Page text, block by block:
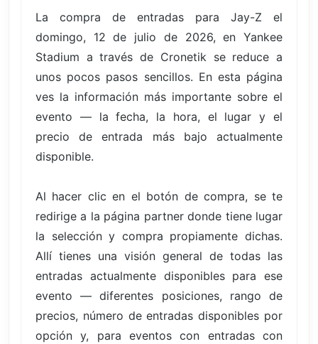
La compra de entradas para Jay-Z el
domingo, 12 de julio de 2026, en Yankee
Stadium a través de Cronetik se reduce a
unos pocos pasos sencillos. En esta página
ves la información más importante sobre el
evento — la fecha, la hora, el lugar y el
precio de entrada más bajo actualmente
disponible.
Al hacer clic en el botón de compra, se te
redirige a la página partner donde tiene lugar
la selección y compra propiamente dichas.
Allí tienes una visión general de todas las
entradas actualmente disponibles para ese
evento — diferentes posiciones, rango de
precios, número de entradas disponibles por
opción y, para eventos con entradas con